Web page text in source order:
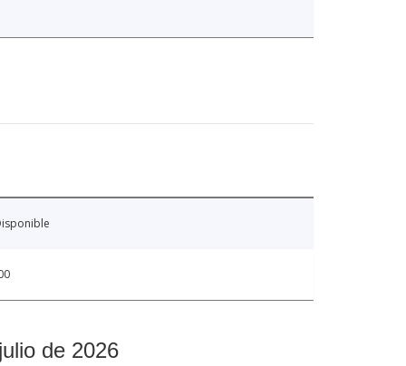
de 2026